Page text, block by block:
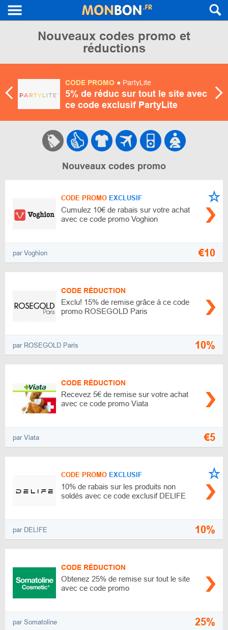
Nouveaux codes promo et
réductions
CODE PROMO ● PartyLite
5% de réduc sur tout le site avec
ce code exclusif PartyLite
Nouveaux codes promo
CODE PROMO EXCLUSIF
Cumulez 10€ de rabais sur votre achat
avec ce code promo Voghion
par Voghion €10
CODE RÉDUCTION
Exclu! 15% de remise grâce à ce code
promo ROSEGOLD Paris
par ROSEGOLD Paris 10%
CODE RÉDUCTION
Recevez 5€ de remise sur votre achat
avec ce code promo Viata
par Viata €5
CODE PROMO EXCLUSIF
10% de rabais sur les produits non
soldés avec ce code exclusif DELIFE
par DELIFE 10%
CODE RÉDUCTION
Obtenez 25% de remise sur tout le site
avec ce code promo
par Somatoline 25%